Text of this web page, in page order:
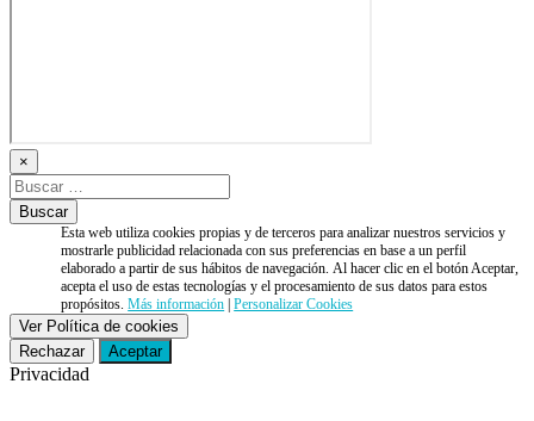
×
Esta web utiliza cookies propias y de terceros para analizar nuestros servicios y
mostrarle publicidad relacionada con sus preferencias en base a un perfil
elaborado a partir de sus hábitos de navegación. Al hacer clic en el botón Aceptar,
acepta el uso de estas tecnologías y el procesamiento de sus datos para estos
propósitos.Más información |Personalizar Cookies
Ver Política de cookies
Rechazar
Aceptar
Privacidad